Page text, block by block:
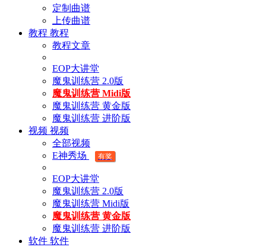
定制曲谱
上传曲谱
教程 教程
教程文章
EOP大讲堂
魔鬼训练营 2.0版
魔鬼训练营 Midi版
魔鬼训练营 黄金版
魔鬼训练营 进阶版
视频 视频
全部视频
E神秀场
有奖
EOP大讲堂
魔鬼训练营 2.0版
魔鬼训练营 Midi版
魔鬼训练营 黄金版
魔鬼训练营 进阶版
软件 软件